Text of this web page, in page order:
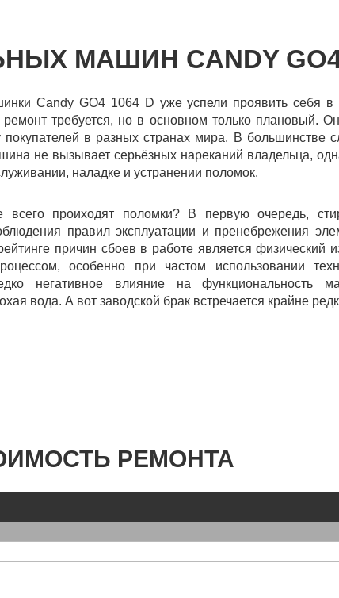
МАШИН CANDY GO4
Candy GO4 1064 D уже успели проявить себя в
ремонт требуется, но в основном только плановый.
покупателей в разных странах мира. В большинстве
не вызывает серьёзных нареканий владельца,
наладке и устранении поломок.
всего проиходят поломки? В первую очередь,
правил эксплуатации и пренебрежения
причин сбоев в работе является физический
особенно при частом использовании
негативное влияние на функциональность
вода. А вот заводской брак встречается крайне
РЕМОНТА